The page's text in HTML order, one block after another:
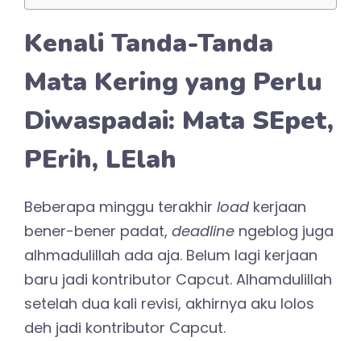
Kenali Tanda-Tanda
Mata Kering yang Perlu
Diwaspadai: Mata SEpet,
PErih, LElah
Beberapa minggu terakhir load kerjaan
bener-bener padat, deadline ngeblog juga
alhmadulillah ada aja. Belum lagi kerjaan
baru jadi kontributor Capcut. Alhamdulillah
setelah dua kali revisi, akhirnya aku lolos
deh jadi kontributor Capcut.